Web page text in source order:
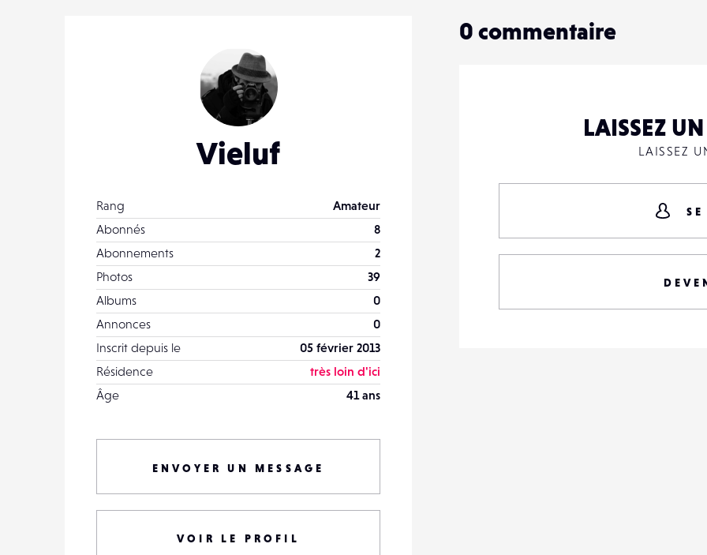
Vieluf
Rang
Amateur
Abonnés
8
Abonnements
2
Photos
39
Albums
0
Annonces
0
Inscrit depuis le
05 février 2013
Résidence
très loin d'ici
Âge
41 ans
ENVOYER UN MESSAGE
VOIR LE PROFIL
0 commentaire
LAISSEZ
LAISSEZ